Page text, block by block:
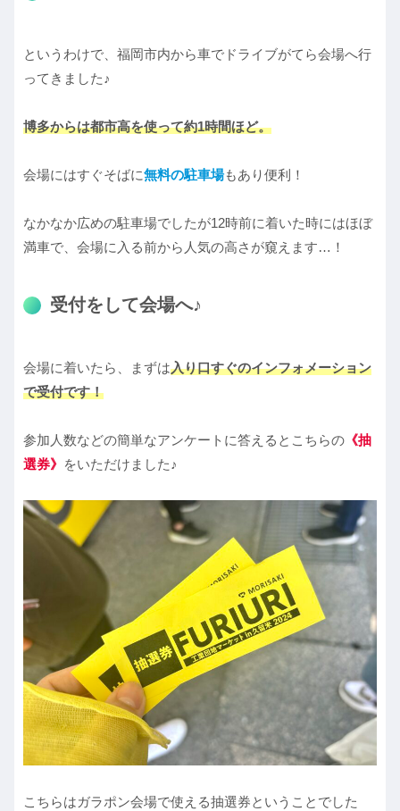
というわけで、福岡市内から車でドライブがてら会場へ行
ってきました♪
博多からは都市高を使って約1時間ほど。
会場にはすぐそばに無料の駐車場もあり便利！
なかなか広めの駐車場でしたが12時前に着いた時にはほぼ
満車で、会場に入る前から人気の高さが窺えます…！
受付をして会場へ♪
会場に着いたら、まずは入り口すぐのインフォメーション
で受付です！
参加人数などの簡単なアンケートに答えるとこちらの 《抽
選券》 をいただけました♪
こちらはガラポン会場で使える抽選券ということでした